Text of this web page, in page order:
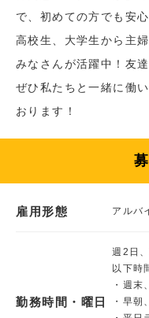
で、初めての方でも安
高校生、大学生から主
みなさんが活躍中！友
ぜひ私たちと一緒に働
おります！
雇用形態 アルバ
勤務時間・曜日
週2日
以下時
・週末
・早朝